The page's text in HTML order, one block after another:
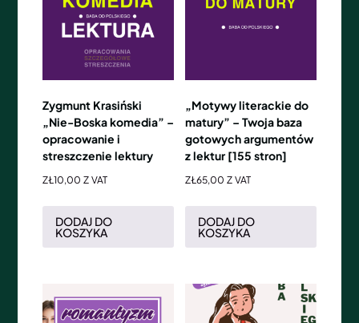
Zygmunt Krasiński
„Nie-Boska komedia” –
opracowanie i
streszczenie lektury
ZŁ10,00 Z VAT
DODAJ DO
KOSZYKA
„Motywy literackie do
matury” – Twoja baza
gotowych argumentów
z lektur [155 stron]
ZŁ65,00 Z VAT
DODAJ DO
KOSZYKA